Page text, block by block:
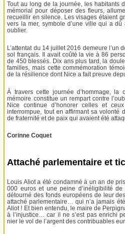
Tout au long de la journée, les habitants
mémorial pour déposer des fleurs,
recueillir en silence. Les visages étaient
vers la mer, symbole d’une ville qui a
oublier.
L’attentat du 14 juillet 2016 demeure l’un
sol français. Il avait coûté la vie à 86
de 450 blessés. Dix ans plus tard, la
familles, mais cette commémoration
de la résilience dont Nice a fait preuve
À travers cette journée d’hommage,
mémoire constitue un rempart contre
Nice continue d’honorer celles et
interrompue, tout en affirmant sa volonté
de fraternité et de paix qui avaient été
Corinne Coquet
Attaché parlementaire et
Louis Aliot a été condamné à un an de
000 euros et une peine d’inéligibilité
détourné des fonds européens de leur
attaché parlementaire… qui n’a jamais
Aliot ! Et bien entendu, le maire de
à l’injustice… car il ne s’est pas enrichi
nier le vol de l’argent des contribuables